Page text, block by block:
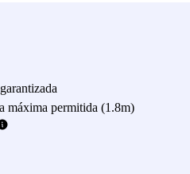
Allí podrás dar de comer a las
en esta zona, así como la
Como el ParkBee Grand
podrás dejar atrás el Barrio
de la ciudad de forma rápida
el Zeedijk y el Barrio Chino
máxima permitida (1.8m)